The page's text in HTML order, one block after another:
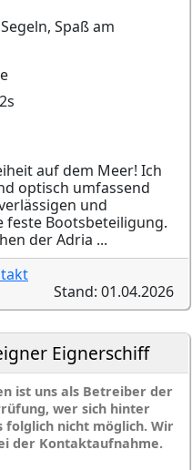
Spaß am
auf dem Meer! Ich
optisch umfassend
und
Bootsbeteiligung.
der Adria ...
Stand: 01.04.2026
Eignerschiff
ist uns als Betreiber der
wer sich hinter
nicht möglich. Wir
der Kontaktaufnahme.